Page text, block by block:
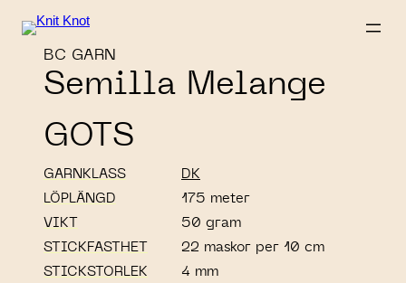
BC GARN
Semilla Melange
GOTS
GARNKLASS
DK
LÖPLÄNGD
175 meter
VIKT
50 gram
STICKFASTHET
22 maskor per 10 cm
STICKSTORLEK
4 mm